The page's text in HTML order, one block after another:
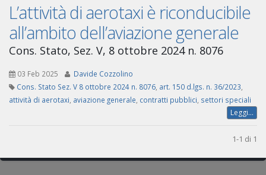
L’attività di aerotaxi è riconducibile
all’ambito dell’aviazione generale
Cons. Stato, Sez. V, 8 ottobre 2024 n. 8076
03 Feb 2025
Davide Cozzolino
Cons. Stato Sez. V 8 ottobre 2024 n. 8076 art. 150 d.lgs. n. 36/2023
attività di aerotaxi aviazione generale contratti pubblici settori speciali
Leggi...
1-1 di 1